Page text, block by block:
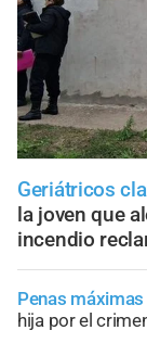
Geriátricos
la joven que
incendio
Penas máximas
hija por el